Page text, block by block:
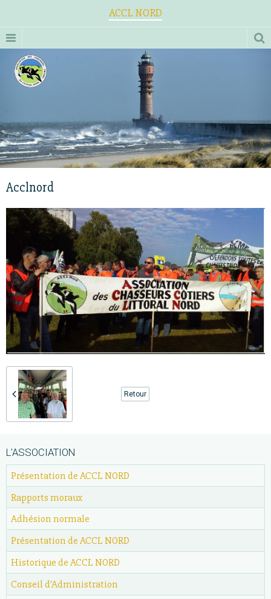
ACCL NORD
Acclnord
Retour
L'ASSOCIATION
Présentation de ACCL NORD
Rapports moraux
Adhésion normale
Présentation de ACCL NORD
Historique de ACCL NORD
Conseil d'Administration